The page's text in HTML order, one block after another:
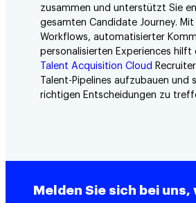
zusammen und unterstützt Sie
gesamten Candidate Journey. Mit
Workflows, automatisierter
personalisierten Experiences hilft
Talent Acquisition Cloud
Talent-Pipelines aufzubauen und
richtigen Entscheidungen zu
Melden Sie sich bei uns,